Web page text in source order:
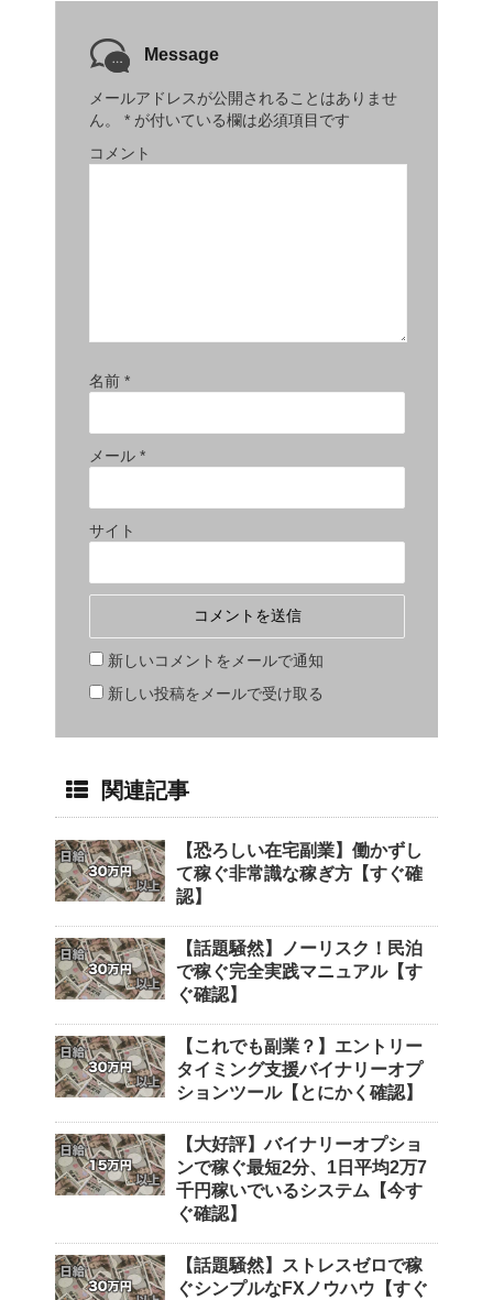
Message
メールアドレスが公開されることはありませ
ん。
* が付いている欄は必須項目です
コメント
名前 *
メール *
サイト
新しいコメントをメールで通知
新しい投稿をメールで受け取る
関連記事
【恐ろしい在宅副業】働かずし
て稼ぐ非常識な稼ぎ方【すぐ確
認】
【話題騒然】ノーリスク！民泊
で稼ぐ完全実践マニュアル【す
ぐ確認】
【これでも副業？】エントリー
タイミング支援バイナリーオプ
ションツール【とにかく確認】
【大好評】バイナリーオプショ
ンで稼ぐ最短2分、1日平均2万7
千円稼いでいるシステム【今す
ぐ確認】
【話題騒然】ストレスゼロで稼
ぐシンプルなFXノウハウ【すぐ